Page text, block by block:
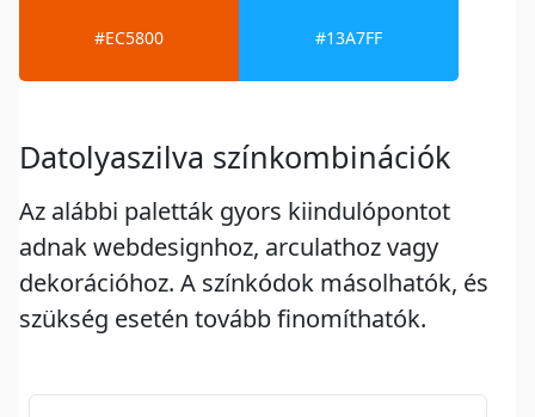
#EC5800 #13A7FF
Datolyaszilva színkombinációk
Az alábbi paletták gyors kiindulópontot
adnak webdesignhoz, arculathoz vagy
dekorációhoz. A színkódok másolhatók, és
szükség esetén tovább finomíthatók.